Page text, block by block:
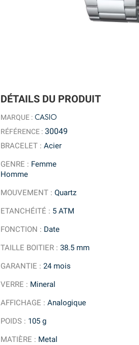
DÉTAILS DU PRODUIT
MARQUE : CASIO
RÉFÉRENCE : 30049
BRACELET: Acier
GENRE : Femme
Homme
MOUVEMENT: Quartz
ETANCHÉITÉ : 5 ATM
FONCTION : Date
TAILLE BOITIER: 38.5 mm
GARANTIE : 24 mois
VERRE : Mineral
AFFICHAGE : Analogique
POIDS: 105 g
MATIÈRE : Metal